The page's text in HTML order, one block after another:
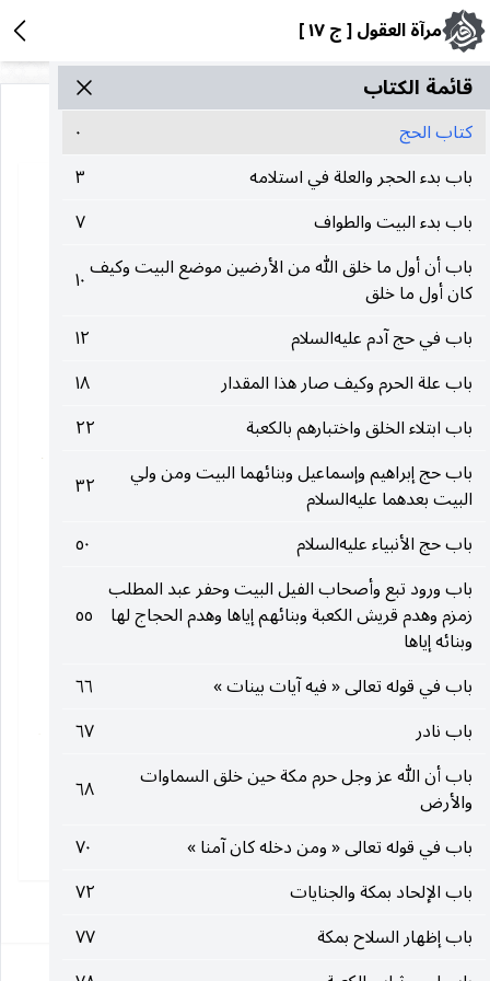
مرآة العقول [ ج ١٧ ]
قائمة الکتاب
كتاب الحج
٠
باب بدء الحجر والعلة في استلامه
٣
باب بدء البيت والطواف
٧
باب أن أول ما خلق الله من الأرضين موضع البيت وكيف
كان أول ما خلق
١٠
باب في حج آدم عليه‌السلام
١٢
باب علة الحرم وكيف صار هذا المقدار
١٨
باب ابتلاء الخلق واختبارهم بالكعبة
٢٢
باب حج إبراهيم وإسماعيل وبنائهما البيت ومن ولي
البيت بعدهما عليه‌السلام
٣٢
باب حج الأنبياء عليه‌السلام
٥٠
باب ورود تبع وأصحاب الفيل البيت وحفر عبد المطلب
زمزم وهدم قريش الكعبة وبنائهم إياها وهدم الحجاج لها
وبنائه إياها
٥٥
باب في قوله تعالى « فيه آيات بينات »
٦٦
باب نادر
٦٧
باب أن الله عز وجل حرم مكة حين خلق السماوات
والأرض
٦٨
باب في قوله تعالى « ومن دخله كان آمنا »
٧٠
باب الإلحاد بمكة والجنايات
٧٢
باب إظهار السلاح بمكة
٧٧